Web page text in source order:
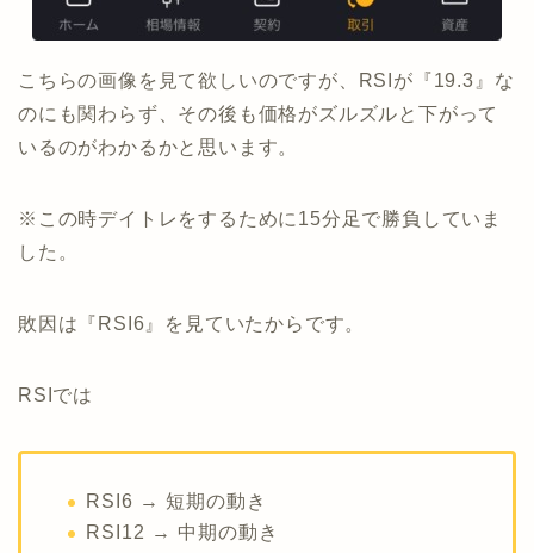
こちらの画像を見て欲しいのですが、RSIが『19.3』な
のにも関わらず、その後も価格がズルズルと下がって
いるのがわかるかと思います。
※この時デイトレをするために15分足で勝負していま
した。
敗因は『RSI6』を見ていたからです。
RSIでは
RSI6 → 短期の動き
RSI12 → 中期の動き